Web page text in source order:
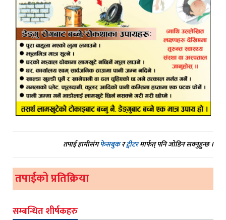
तपाईं हामीसंगफेसबुकरट्वीटरमार्फत् पनि जोडिन सक्नुहुन्छ ।
तपाईको प्रतिक्रिया
सम्बन्धित शीर्षकहरु